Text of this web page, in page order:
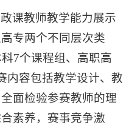
课教师教学能力展示
专两个不同层次类
7个课程组、高职高
内容包括教学设计、教
面检验参赛教师的理
素养，赛事竞争激